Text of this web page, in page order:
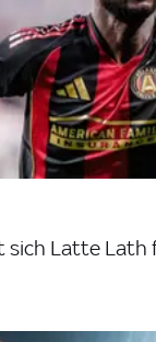
sich Latte Lath